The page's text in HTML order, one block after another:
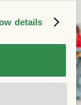
details